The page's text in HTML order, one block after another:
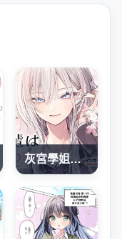
灰宮學姐可怕但又很可愛